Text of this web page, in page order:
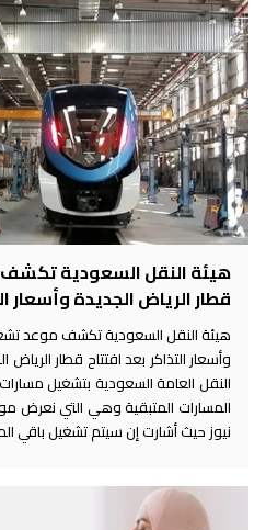
هيئة النقل السعودية
قطار الرياض الجديدة وأسعار
هيئة النقل السعودية تكشف موعد
وأسعار التذاكر بعد افتتاح قطار
النقل العامة السعودية بتشغيل
المسارات المتبقية وهي التي نعرض
نيوز حيث أشارت إن سيتم تشغيل باقي